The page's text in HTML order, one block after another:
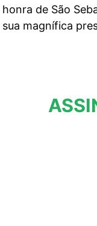
honra de São
sua magnífica